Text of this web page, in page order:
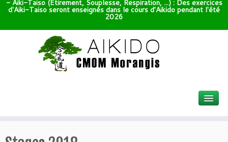
- Aiki-Taiso (Etirement, Souplesse, Respiration, ...) : Des exercices
d'Aiki-Taiso seront enseignés dans le cours d'Aikido pendant l'été
2026